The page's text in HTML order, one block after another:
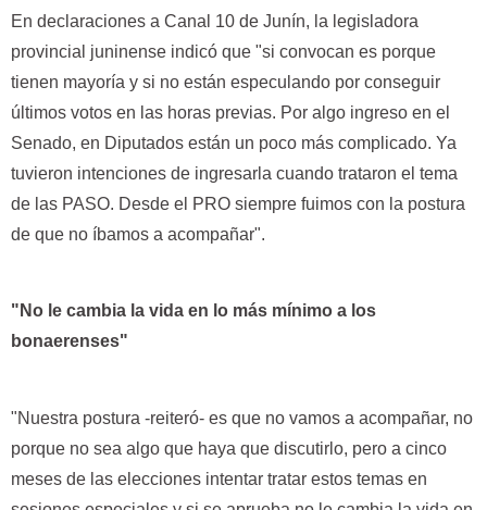
En declaraciones a Canal 10 de Junín, la legisladora
provincial juninense indicó que "si convocan es porque
tienen mayoría y si no están especulando por conseguir
últimos votos en las horas previas. Por algo ingreso en el
Senado, en Diputados están un poco más complicado. Ya
tuvieron intenciones de ingresarla cuando trataron el tema
de las PASO. Desde el PRO siempre fuimos con la postura
de que no íbamos a acompañar".
"No le cambia la vida en lo más mínimo a los
bonaerenses"
"Nuestra postura -reiteró- es que no vamos a acompañar, no
porque no sea algo que haya que discutirlo, pero a cinco
meses de las elecciones intentar tratar estos temas en